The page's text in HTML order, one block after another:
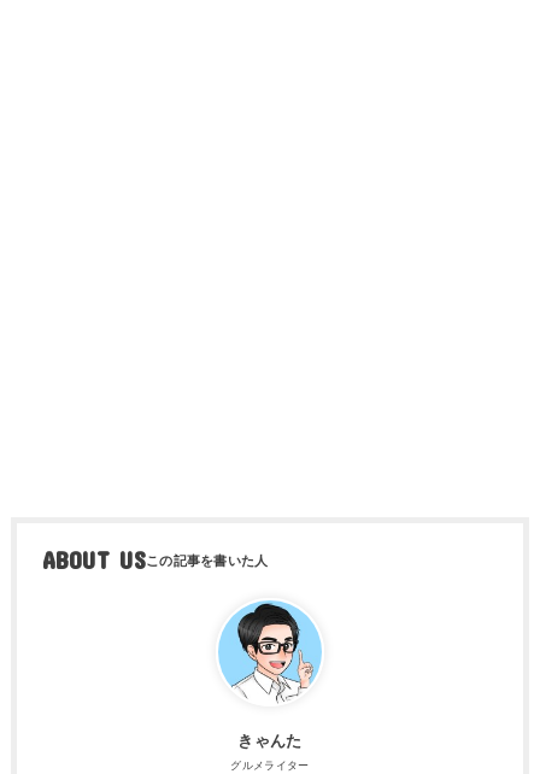
ABOUT US
きゃんた
グルメライター